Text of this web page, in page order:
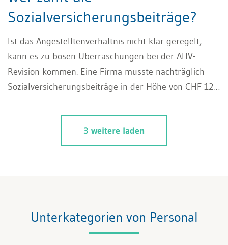
Sozialversicherungsbeiträge?
Ist das Angestelltenverhältnis nicht klar geregelt,
kann es zu bösen Überraschungen bei der AHV-
Revision kommen. Eine Firma musste nachträglich
Sozialversicherungsbeiträge in der Höhe von CHF 125
nachzahlen. Nutzen Sie die Hinweise und Experten-
Tipps zu diesem Fall, damit Sie nicht in die gleiche
3 weitere laden
Unterkategorien von Personal